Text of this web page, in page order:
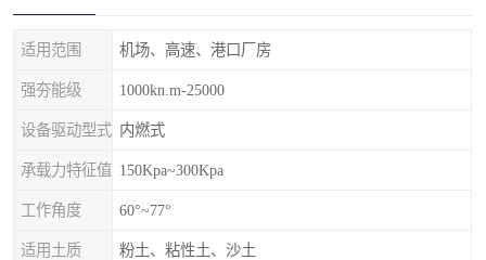
适用范围 机场、高速、港口厂房
强夯能级 1000kn.m-25000
设备驱动型式 内燃式
承载力特征值 150Kpa~300Kpa
工作角度 60°~77°
适用土质 粉土、粘性土、沙土